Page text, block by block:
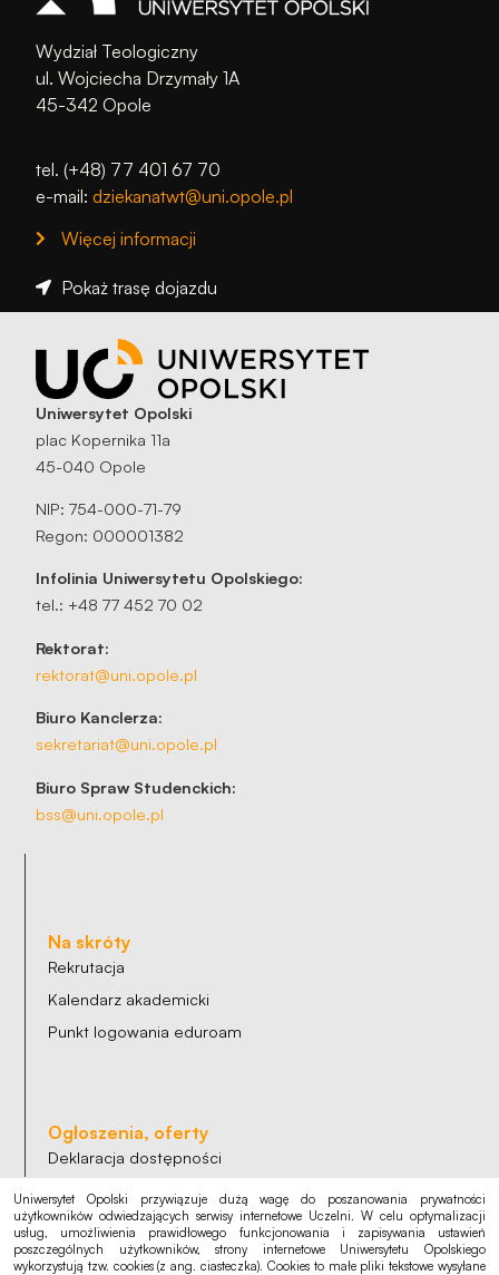
Wydział Teologiczny
ul. Wojciecha Drzymały 1A
45-342 Opole
tel. (+48) 77 401 67 70
e-mail: dziekanatwt@uni.opole.pl
Więcej informacji
Pokaż trasę dojazdu
Uniwersytet Opolski
plac Kopernika 11a
45-040 Opole
NIP: 754-000-71-79
Regon: 000001382
Infolinia Uniwersytetu Opolskiego:
tel.: +48 77 452 70 02
Rektorat:
rektorat@uni.opole.pl
Biuro Kanclerza:
sekretariat@uni.opole.pl
Biuro Spraw Studenckich:
bss@uni.opole.pl
Na skróty
Rekrutacja
Kalendarz akademicki
Punkt logowania eduroam
Ogłoszenia, oferty
Deklaracja dostępności
Polityka cookies
Polityka prywatności
RODO
Uniwersytet Opolski przywiązuje dużą wagę do poszanowania prywatności
użytkowników odwiedzających serwisy internetowe Uczelni. W celu optymalizacji
usług, umożliwienia prawidłowego funkcjonowania i zapisywania ustawień
poszczególnych użytkowników, strony internetowe Uniwersytetu Opolskiego
wykorzystują tzw. cookies (z ang. ciasteczka). Cookies to małe pliki tekstowe wysyłane